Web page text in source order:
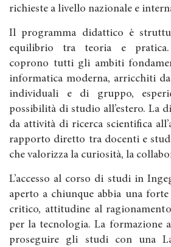
richieste a livello nazionale e
Il programma didattico è
equilibrio tra teoria e
coprono tutti gli ambiti
informatica moderna, arricchiti
individuali e di gruppo,
possibilità di studio all’estero. La
da attività di ricerca scientifica
rapporto diretto tra docenti e
che valorizza la curiosità, la
L’accesso al corso di studi in
aperto a chiunque abbia una forte
critico, attitudine al
per la tecnologia. La formazione
proseguire gli studi con una